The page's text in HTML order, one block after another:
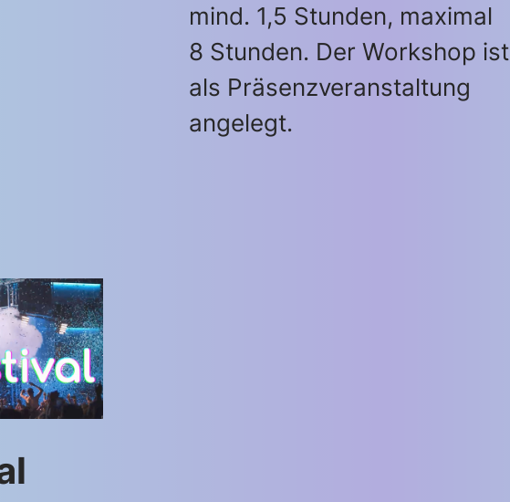
mind. 1,5 Stunden, maximal
8 Stunden. Der Workshop ist
als Präsenzveranstaltung
angelegt.